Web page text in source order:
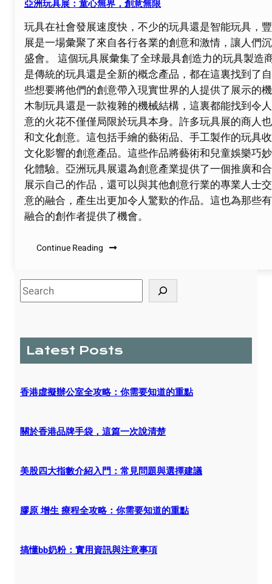
亞洲玩具展：童心無界，創意無限
玩具在社會發展速度快，不少的玩具還是智能玩具，
展是一場彙聚了來自各行各業的創意和激情，讓人們
盛會。 這個玩具展彙集了全球最具創造力的玩具製造
是傳統的玩具還是全新的概念產品，都在這裏找到了
些想要將他們的創意帶入現實世界的人提供了展示的
木制玩具還是一款複雜的機械結構，這裏都能找到令
意的火花不僅僅局限於玩具本身。許多玩具展的商人
和文化創意。這包括手繪的藝術品、手工製作的玩具
文化影響的創意產品。這些作品將藝術和兒童娛樂巧
化體驗。亞洲玩具展還為創意產業提供了一個推廣和
展示自己的作品，還可以與其他創意行業的專業人士
意的融合，產生出更加令人驚歎的作品。這也為那些
融合的創作者提供了機會。
Continue Reading
S
e
h
Latest Posts
香港虛擬辦公室全攻略：你需要知道的重點
關於香港品牌手袋，這篇一次說清楚
美股四大指數介紹入門：常見問題與選擇建議
膠原 增生 療程全攻略：你需要知道的重點
搞懂bb奶粉：實用資訊與注意事項